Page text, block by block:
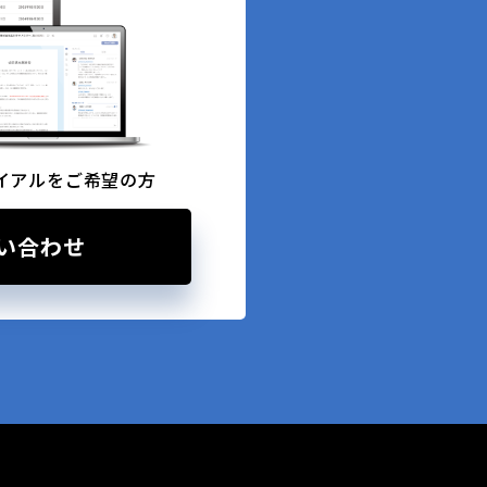
アルをご希望の方
合わせ